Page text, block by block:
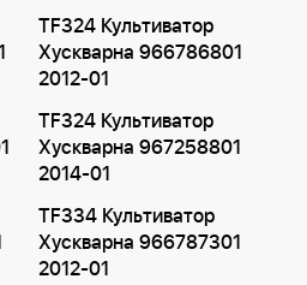
TF324 Культиватор
Хускварна 966786801
2012-01
TF324 Культиватор
Хускварна 967258801
2014-01
TF334 Культиватор
Хускварна 966787301
2012-01